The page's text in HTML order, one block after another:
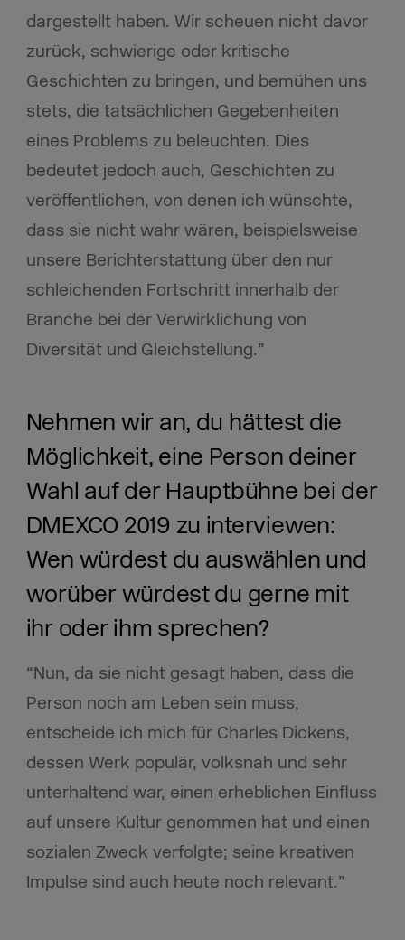
dargestellt haben. Wir scheuen nicht davor
zurück, schwierige oder kritische
Geschichten zu bringen, und bemühen uns
stets, die tatsächlichen Gegebenheiten
eines Problems zu beleuchten. Dies
bedeutet jedoch auch, Geschichten zu
veröffentlichen, von denen ich wünschte,
dass sie nicht wahr wären, beispielsweise
unsere Berichterstattung über den nur
schleichenden Fortschritt innerhalb der
Branche bei der Verwirklichung von
Diversität und Gleichstellung.”
Nehmen wir an, du hättest die
Möglichkeit, eine Person deiner
Wahl auf der Hauptbühne bei der
DMEXCO 2019 zu interviewen:
Wen würdest du auswählen und
worüber würdest du gerne mit
ihr oder ihm sprechen?
“Nun, da sie nicht gesagt haben, dass die
Person noch am Leben sein muss,
entscheide ich mich für Charles Dickens,
dessen Werk populär, volksnah und sehr
unterhaltend war, einen erheblichen Einfluss
auf unsere Kultur genommen hat und einen
sozialen Zweck verfolgte; seine kreativen
Impulse sind auch heute noch relevant.”